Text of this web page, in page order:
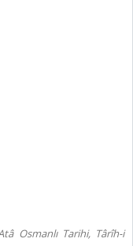
Osmanlı Tarihi, Târîh-i